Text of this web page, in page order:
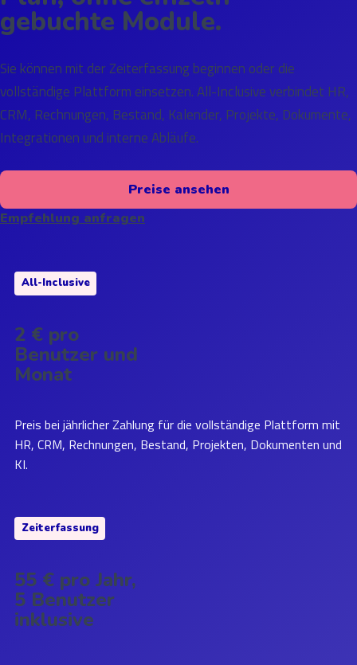
gebuchte Module.
Sie können mit der Zeiterfassung beginnen oder die
vollständige Plattform einsetzen. All-Inclusive verbindet HR,
CRM, Rechnungen, Bestand, Kalender, Projekte, Dokumente,
Integrationen und interne Abläufe.
Preise ansehen
Empfehlung anfragen
All-Inclusive
2 € pro
Benutzer und
Monat
Preis bei jährlicher Zahlung für die vollständige Plattform mit
HR, CRM, Rechnungen, Bestand, Projekten, Dokumenten und
KI.
Zeiterfassung
55 € pro Jahr,
5 Benutzer
inklusive